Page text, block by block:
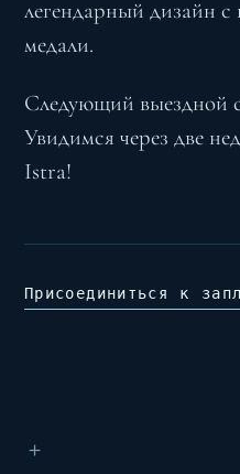
легендарный дизайн
медали.
Следующий выездной
Увидимся через две
Istra!
Присоединиться к
＋